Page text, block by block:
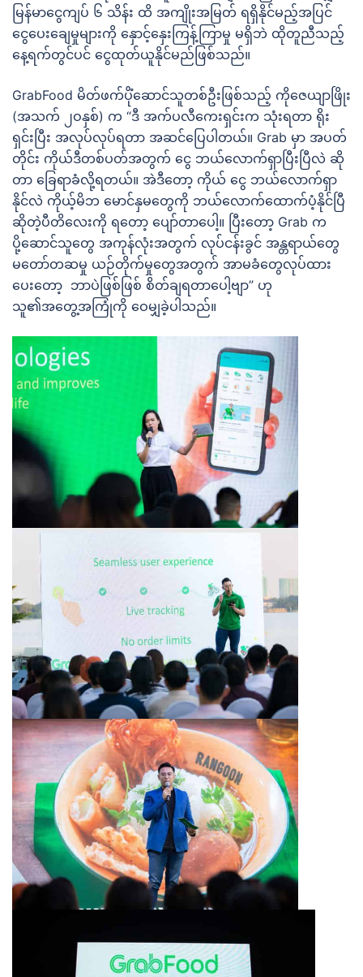
မြန်မာငွေကျပ် ၆ သိန်း ထိ အကျိုးအမြတ် ရရှိနိုင်မည့်အပြင်
ငွေပေးချေမှုများကို နှောင့်နှေးကြန့်ကြာမှု မရှိဘဲ ထိုတူညီသည့်
နေ့ရက်တွင်ပင် ငွေထုတ်ယူနိုင်မည်ဖြစ်သည်။
GrabFood မိတ်ဖက်ပိုံဆောင်သူတစ်ဦးဖြစ်သည့် ကိုဇေယျာဖြိုး
(အသက် ၂ဝနှစ်) က “ဒီ အက်ပလီကေးရှင်းက သုံးရတာ ရိုး
ရှင်းပြီး အလုပ်လုပ်ရတာ အဆင်ပြေပါတယ်။ Grab မှာ အပတ်
တိုင်း ကိုယ်ဒီတစ်ပတ်အတွက် ငွေ ဘယ်လောက်ရှာပြီးပြီလဲ ဆို
တာ ခြေရာခံလို့ရတယ်။ အဲဒီတော့ ကိုယ် ငွေ ဘယ်လောက်ရှာ
နိုင်လဲ ကိုယ့်မိဘ မောင်နှမတွေကို ဘယ်လောက်ထောက်ပံ့နိုင်ပြီ
ဆိုတဲ့ပီတိလေးကို ရတော့ ပျော်တာပေါ့။ ပြီးတော့ Grab က
ပို့ဆောင်သူတွေ အကုန်လုံးအတွက် လုပ်ငန်းခွင် အန္တရာယ်တွေ
မတော်တဆမှု ယဉ်တိုက်မှုတွေအတွက် အာမခံတွေလုပ်ထား
ပေးတော့ ဘာပဲဖြစ်ဖြစ် စိတ်ချရတာပေါ့ဗျာ” ဟု
သူ၏အတွေ့အကြုံကို ဝေမျှခဲ့ပါသည်။